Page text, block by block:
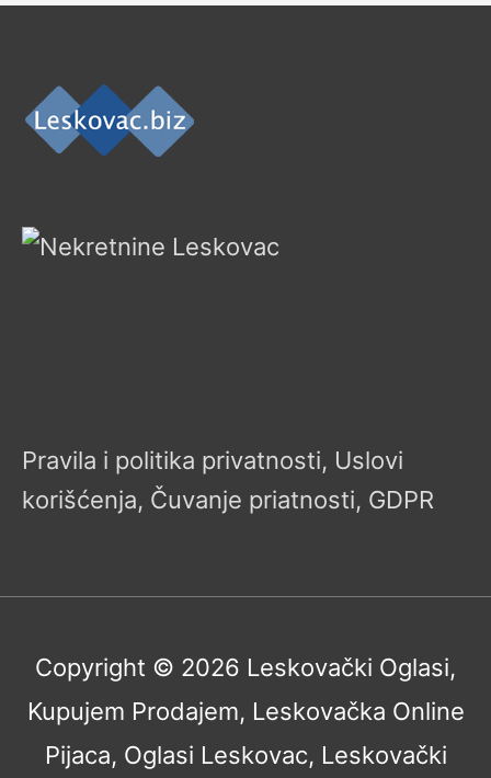
Pravila i politika privatnosti, Uslovi
korišćenja, Čuvanje priatnosti, GDPR
Copyright © 2026 Leskovački Oglasi,
Kupujem Prodajem, Leskovačka Online
Pijaca, Oglasi Leskovac, Leskovački